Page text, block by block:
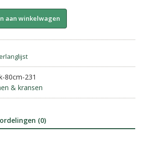
aan winkelwagen
n
i
:
80cm-231
& kransen
(0)